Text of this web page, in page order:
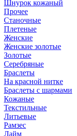
Шнурок кожаный
Прочее
Станочные
Плетеные
Женские
Женские золотые
Золотые
Серебряные
Браслеты
На красной нитке
Браслеты с шармами
Кожаные
Текстильные
Литьевые
Рамзес
Лайм